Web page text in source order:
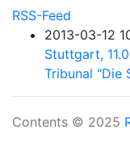
RSS-Feed
2013-03-12
Stuttgart,
Tribunal "Die
Contents © 2025